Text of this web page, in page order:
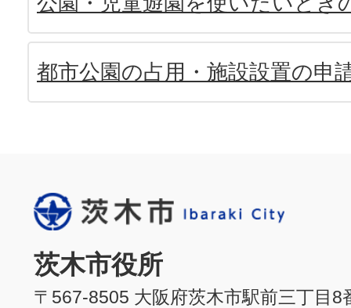
都市公園の占用・施設設置の申
茨木市役所
〒567-8505 大阪府茨木市駅前三丁目8